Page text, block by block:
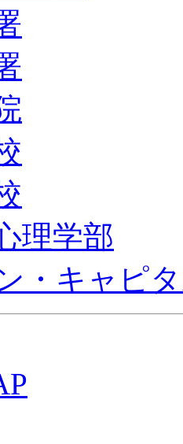
理学部
・キャピ